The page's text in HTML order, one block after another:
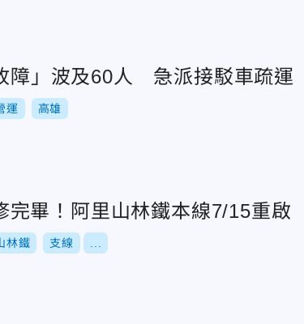
障」波及60人 急派接駁車疏運
運 高雄
完畢！阿里山林鐵本線7/15重啟
林鐵 支線